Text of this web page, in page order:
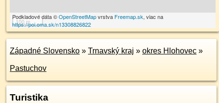
100 m
Podkladové dáta ©OpenStreetMapvrstva Freemap.sk, viac na
https://poi.oma.sk/n13308826822
Západné Slovensko » Trnavský kraj » okres Hlohovec »
Pastuchov
Turistika